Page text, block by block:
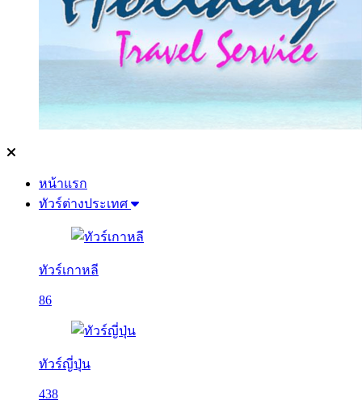
หน้าแรก
ทัวร์ต่างประเทศ
ทัวร์เกาหลี
86
ทัวร์ญี่ปุ่น
438